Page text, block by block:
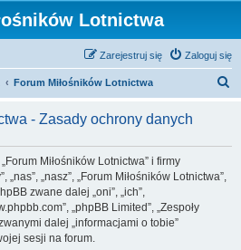
Lotnictwa
Zaloguj się
Zarejestruj się
Forum Miłośników Lotnictwa
k
- Zasady ochrony danych
Miłośników Lotnictwa” i firmy
„nasz”, „Forum Miłośników Lotnictwa”,
zwane dalej „oni”, „ich”,
„phpBB Limited”, „Zespoły
dalej „informacjami o tobie”
sesji na forum.